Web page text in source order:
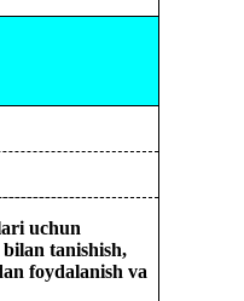
uchun
tanishish,
foydalanish va